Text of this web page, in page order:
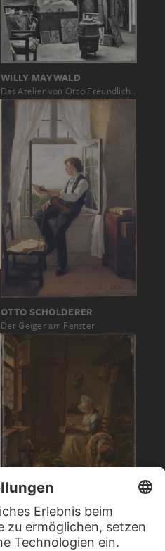
WILLY MAYWALD
Das Atelier von Otto Freundlich…
OTTO SCHOLDERER
Der Geiger am Fenster
GEORG KARL URLAUB
In der Küche